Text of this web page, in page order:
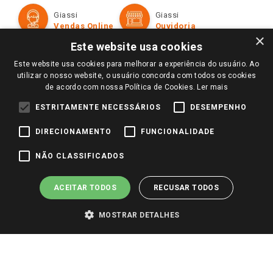
Televendas
Perguntas frequentes
Trabalhe Conosco
Identidade Visual
Formas de Pagamento
Políticas de entrega
Trocas e Devoluções
Giassi
Vendas Online
Giassi
Ouvidoria
Redes Sociais
Pagamento e Segurança
×
Este website usa cookies
Este website usa cookies para melhorar a experiência do usuário. Ao
utilizar o nosso website, o usuário concorda com todos os cookies
de acordo com nossa Política de Cookies. Ler mais
ESTRITAMENTE NECESSÁRIOS DESEMPENHO
DIRECIONAMENTO FUNCIONALIDADE
NÃO CLASSIFICADOS
ACEITAR TODOS RECUSAR TODOS
MOSTRAR DETALHES